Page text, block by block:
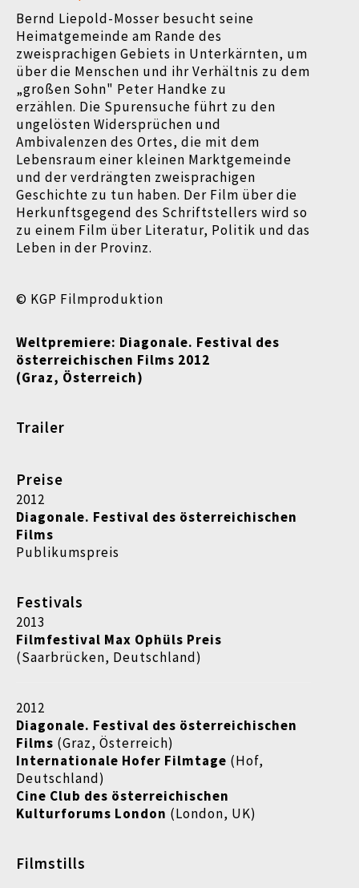
Bernd Liepold-Mosser besucht seine
Heimatgemeinde am Rande des
zweisprachigen Gebiets in Unterkärnten, um
über die Menschen und ihr Verhältnis zu dem
„großen Sohn" Peter Handke zu
erzählen. Die Spurensuche führt zu den
ungelösten Widersprüchen und
Ambivalenzen des Ortes, die mit dem
Lebensraum einer kleinen Marktgemeinde
und der verdrängten zweisprachigen
Geschichte zu tun haben. Der Film über die
Herkunftsgegend des Schriftstellers wird so
zu einem Film über Literatur, Politik und das
Leben in der Provinz.
© KGP Filmproduktion
Weltpremiere: Diagonale. Festival des
österreichischen Films 2012
(Graz, Österreich)
Trailer
Preise
2012
Diagonale. Festival des österreichischen
Films
Publikumspreis
Festivals
2013
Filmfestival Max Ophüls Preis
(Saarbrücken, Deutschland)
2012
Diagonale. Festival des österreichischen
Films (Graz, Österreich)
Internationale Hofer Filmtage (Hof,
Deutschland)
Cine Club des österreichischen
Kulturforums London (London, UK)
Filmstills